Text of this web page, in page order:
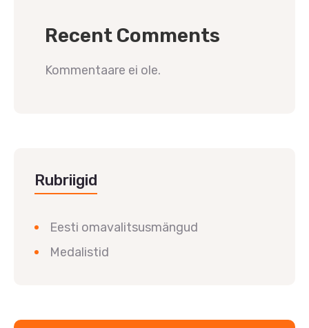
Recent Comments
Kommentaare ei ole.
Rubriigid
Eesti omavalitsusmängud
Medalistid